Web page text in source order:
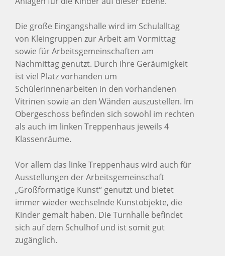
Die große Eingangshalle wird im Schulalltag
von Kleingruppen zur Arbeit am Vormittag
sowie für Arbeitsgemeinschaften am
Nachmittag genutzt. Durch ihre Geräumigkeit
ist viel Platz vorhanden um
SchülerInnenarbeiten in den vorhandenen
Vitrinen sowie an den Wänden auszustellen. Im
Obergeschoss befinden sich sowohl im rechten
als auch im linken Treppenhaus jeweils 4
Klassenräume.
Vor allem das linke Treppenhaus wird auch für
Ausstellungen der Arbeitsgemeinschaft
„Großformatige Kunst“ genutzt und bietet
immer wieder wechselnde Kunstobjekte, die
Kinder gemalt haben. Die Turnhalle befindet
sich auf dem Schulhof und ist somit gut
zugänglich.